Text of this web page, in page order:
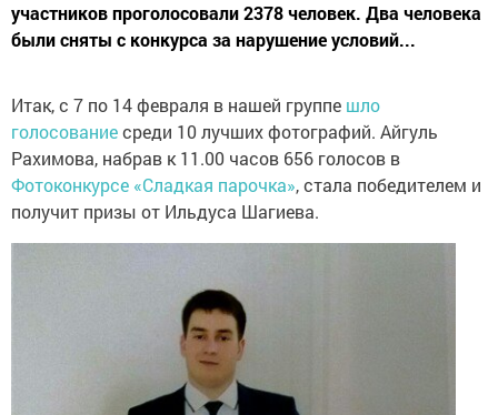
участников проголосовали 2378 человек. Два человека
были сняты с конкурса за нарушение условий...
Итак, с 7 по 14 февраля в нашей группе шло
голосованиесреди 10 лучших фотографий. Айгуль
Рахимова, набрав к 11.00 часов 656 голосов в
Фотоконкурсе «Сладкая парочка», стала победителем и
получит призы от Ильдуса Шагиева.